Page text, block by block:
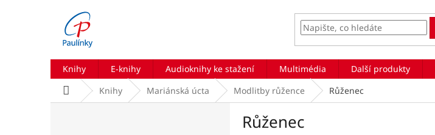
Knihy E-knihy Audioknihy ke stažení Multimédia Další produkty
Domů Knihy Mariánská úcta Modlitby růžence Růženec
Růženec